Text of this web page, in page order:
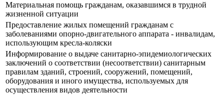
Материальная помощь гражданам, оказавшимся в трудной
жизненной ситуации
Предоставление жилых помещений гражданам с
заболеваниями опорно-двигательного аппарата - инвалидам,
использующим кресла-коляски
Информирование о выдаче санитарно-эпидемиологических
заключений о соответствии (несоответствии) санитарным
правилам зданий, строений, сооружений, помещений,
оборудования и иного имущества, используемых для
осуществления видов деятельности